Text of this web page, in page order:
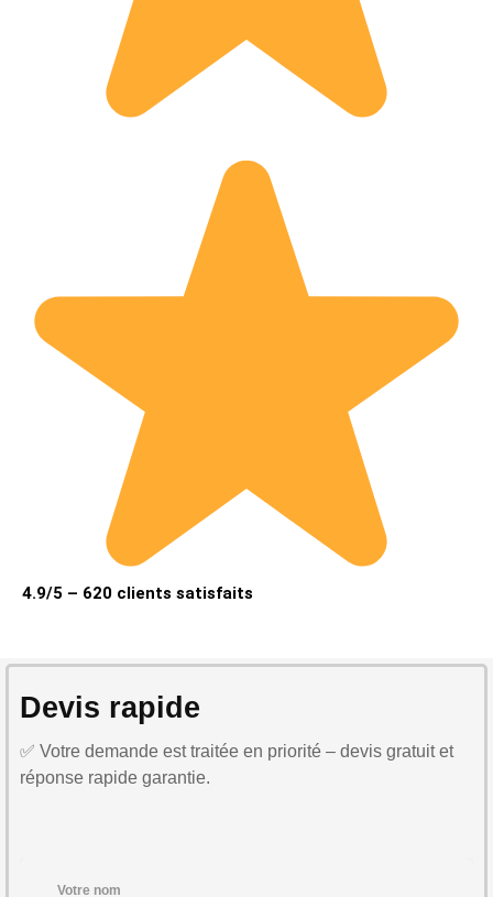
4.9/5 – 620 clients satisfaits
Devis rapide
✅ Votre demande est traitée en priorité – devis gratuit et
réponse rapide garantie.
Votre nom